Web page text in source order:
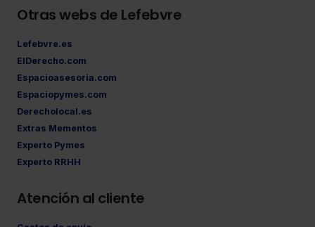
Otras webs de Lefebvre
Lefebvre.es
ElDerecho.com
Espacioasesoria.com
Espaciopymes.com
Derecholocal.es
Extras Mementos
Experto Pymes
Experto RRHH
Atención al cliente